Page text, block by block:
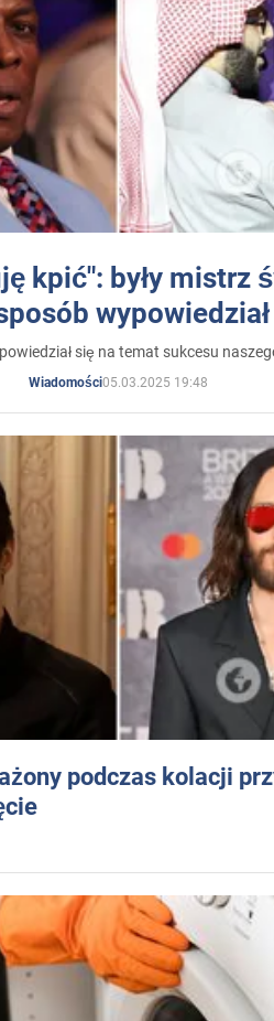
kpić": były mistrz
się na temat sukcesu
Wiadomości05.03.2025 19:48
podczas kolacji